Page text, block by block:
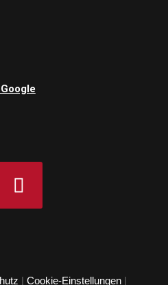
| Cookie-Einstellungen|